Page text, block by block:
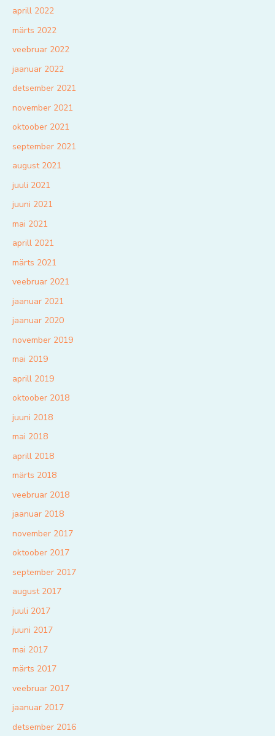
aprill 2022
märts 2022
veebruar 2022
jaanuar 2022
detsember 2021
november 2021
oktoober 2021
september 2021
august 2021
juuli 2021
juuni 2021
mai 2021
aprill 2021
märts 2021
veebruar 2021
jaanuar 2021
jaanuar 2020
november 2019
mai 2019
aprill 2019
oktoober 2018
juuni 2018
mai 2018
aprill 2018
märts 2018
veebruar 2018
jaanuar 2018
november 2017
oktoober 2017
september 2017
august 2017
juuli 2017
juuni 2017
mai 2017
märts 2017
veebruar 2017
jaanuar 2017
detsember 2016